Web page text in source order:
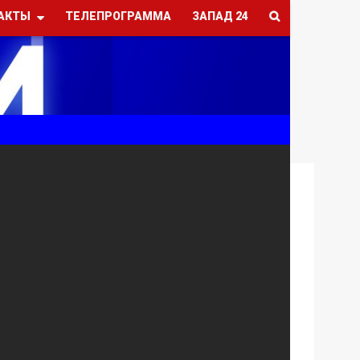
ТЕЛЕПРОГРАММА ЗАПАД 24